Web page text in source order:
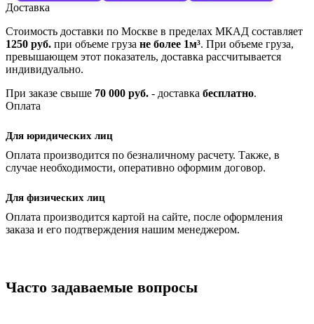
Доставка
Стоимость доставки по Москве в пределах МКАД составляет
1250 руб. при объеме груза не более 1м³. При объеме груза,
превышающем этот показатель, доставка рассчитывается
индивидуально.
При заказе свыше 70 000 руб. - доставка бесплатно.
Оплата
Для юридических лиц
Оплата производится по безналичному расчету. Также, в
случае необходимости, оперативно оформим договор.
Для физических лиц
Оплата производится картой на сайте, после оформления
заказа и его подтверждения нашим менеджером.
Часто задаваемые вопросы